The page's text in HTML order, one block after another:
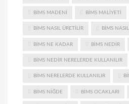
BIMS MADENI BIMS MALIYETI
BIMS NASIL ÜRETILIR BIMS
BIMS NE KADAR BIMS NEDIR
BIMS NEDIR NERELERDE KULLANILIR
BIMS NERELERDE KULLANILIR
BIMS NIĞDE BIMS OCAKLARI